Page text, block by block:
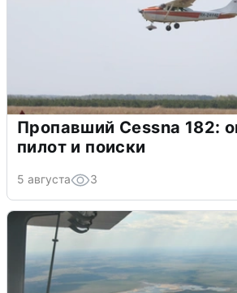
Пропавший Cessna 182:
пилот и поиски
5 августа 3